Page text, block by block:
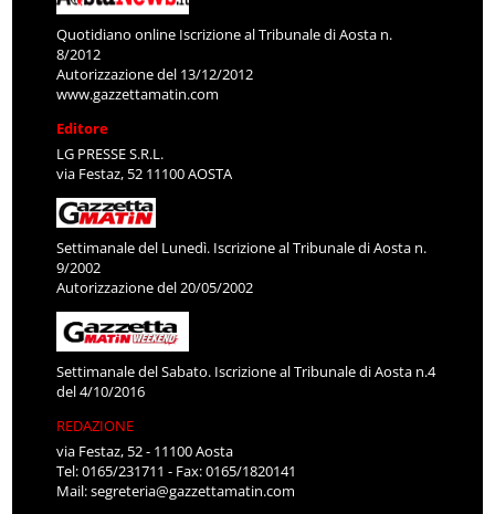
Quotidiano online Iscrizione al Tribunale di Aosta n.
8/2012
Autorizzazione del 13/12/2012
www.gazzettamatin.com
Editore
LG PRESSE S.R.L.
via Festaz, 52 11100 AOSTA
Settimanale del Lunedì. Iscrizione al Tribunale di Aosta n.
9/2002
Autorizzazione del 20/05/2002
Settimanale del Sabato. Iscrizione al Tribunale di Aosta n.4
del 4/10/2016
REDAZIONE
via Festaz, 52 - 11100 Aosta
Tel: 0165/231711 - Fax: 0165/1820141
Mail:segreteria@gazzettamatin.com